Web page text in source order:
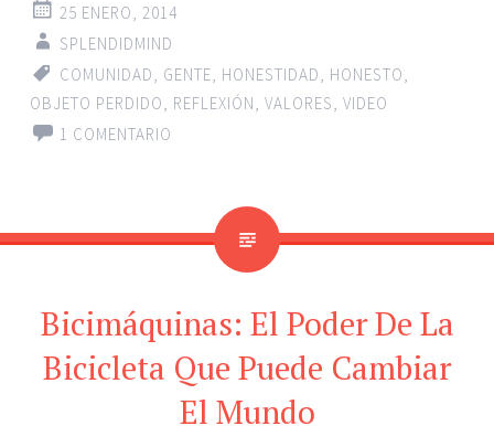
25 ENERO, 2014
SPLENDIDMIND
COMUNIDAD
GENTE HONESTIDAD HONESTO
OBJETO PERDIDO
REFLEXIÓN VALORES VIDEO
1 COMENTARIO
Bicimáquinas: El Poder De La
Bicicleta Que Puede Cambiar
El Mundo